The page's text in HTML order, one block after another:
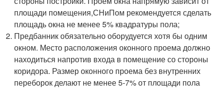
площади помещения,СНиПом рекомендуется сделать
площадь окна не менее 5% квадратуры пола;
Предбанник обязательно оборудуется хотя бы одним
окном. Место расположения оконного проема должно
находиться напротив входа в помещение со стороны
коридора. Размер оконного проема без внутренних
переборок делают не менее 5-7% от площади пола